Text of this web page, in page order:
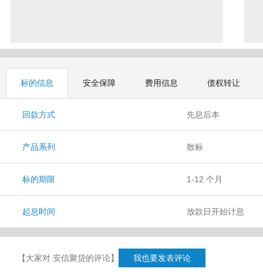
标的信息 安全保障 费用信息 债权转让
回款方式 先息后本
产品系列 散标
标的期限 1-12 个月
起息时间 放款日开始计息
【大家对 安信聚贷的评论】 我也要发表评论